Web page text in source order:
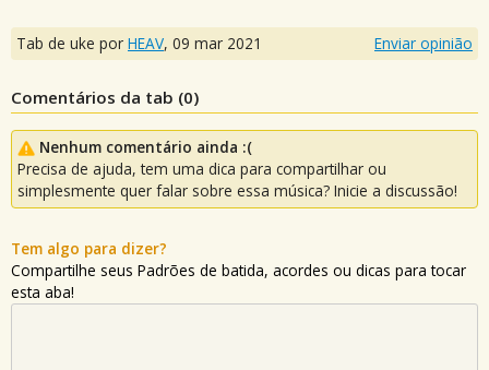
Tab de uke por HEAV, 09 mar 2021 Enviar opinião
Comentários da tab (0)
Nenhum comentário ainda :(
Precisa de ajuda, tem uma dica para compartilhar ou
simplesmente quer falar sobre essa música? Inicie a discussão!
Tem algo para dizer?
Compartilhe seus Padrões de batida, acordes ou dicas para tocar
esta aba!